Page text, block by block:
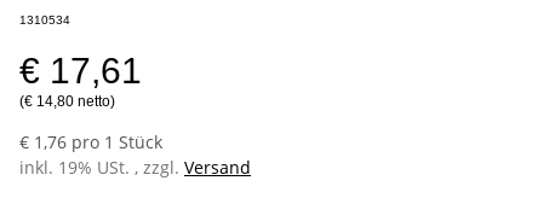
1310534
€ 17,61
(€ 14,80 netto)
€ 1,76 pro 1 Stück
inkl. 19% USt. , zzgl. Versand